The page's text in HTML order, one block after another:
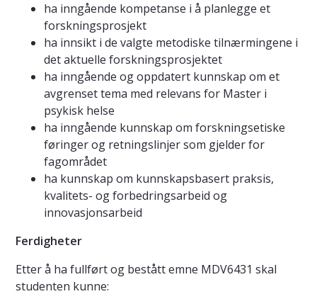
ha inngående kompetanse i å planlegge et
forskningsprosjekt
ha innsikt i de valgte metodiske tilnærmingene i
det aktuelle forskningsprosjektet
ha inngående og oppdatert kunnskap om et
avgrenset tema med relevans for Master i
psykisk helse
ha inngående kunnskap om forskningsetiske
føringer og retningslinjer som gjelder for
fagområdet
ha kunnskap om kunnskapsbasert praksis,
kvalitets- og forbedringsarbeid og
innovasjonsarbeid
Ferdigheter
Etter å ha fullført og bestått emne MDV6431 skal
studenten kunne: